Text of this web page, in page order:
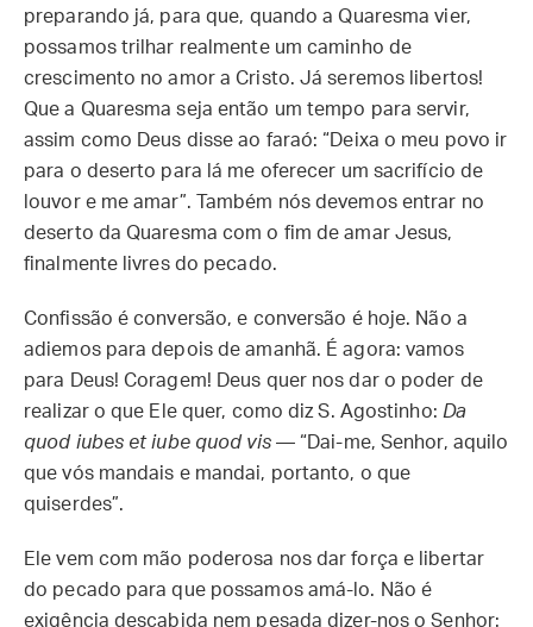
preparando já, para que, quando a Quaresma vier,
possamos trilhar realmente um caminho de
crescimento no amor a Cristo. Já seremos libertos!
Que a Quaresma seja então um tempo para servir,
assim como Deus disse ao faraó: “Deixa o meu povo ir
para o deserto para lá me oferecer um sacrifício de
louvor e me amar”. Também nós devemos entrar no
deserto da Quaresma com o fim de amar Jesus,
finalmente livres do pecado.
Confissão é conversão, e conversão é hoje. Não a
adiemos para depois de amanhã. É agora: vamos
para Deus! Coragem! Deus quer nos dar o poder de
realizar o que Ele quer, como diz S. Agostinho: Da
quod iubes et iube quod vis— “Dai-me, Senhor, aquilo
que vós mandais e mandai, portanto, o que
quiserdes”.
Ele vem com mão poderosa nos dar força e libertar
do pecado para que possamos amá-lo. Não é
exigência descabida nem pesada dizer-nos o Senhor: